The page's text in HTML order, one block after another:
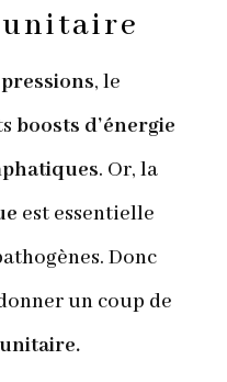
pressions, le
boosts d’énergie
. Or, la
est essentielle
Donc
un coup de